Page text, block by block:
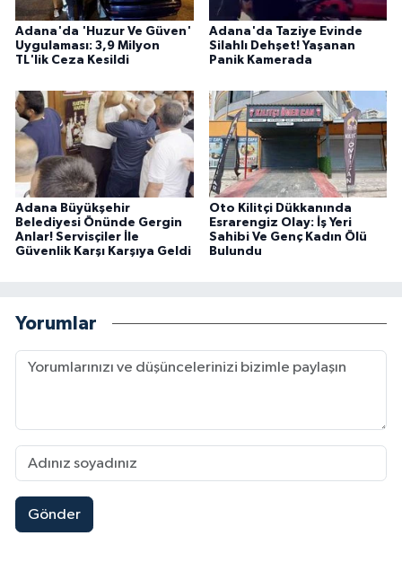
Adana'da 'Huzur Ve Güven'
Uygulaması: 3,9 Milyon
TL'lik Ceza Kesildi
Adana'da Taziye Evinde
Silahlı Dehşet! Yaşanan
Panik Kamerada
Adana Büyükşehir
Belediyesi Önünde Gergin
Anlar! Servisçiler İle
Güvenlik Karşı Karşıya Geldi
Oto Kilitçi Dükkanında
Esrarengiz Olay: İş Yeri
Sahibi Ve Genç Kadın Ölü
Bulundu
Yorumlar
Gönder